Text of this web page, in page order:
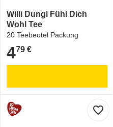
Willi Dungl Fühl Dich
Wohl Tee
20 Teebeutel Packung
4,79 €
479 €
favorite_border